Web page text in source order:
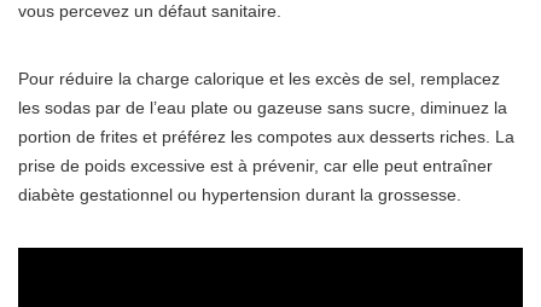
vous percevez un défaut sanitaire.
Pour réduire la charge calorique et les excès de sel, remplacez
les sodas par de l’eau plate ou gazeuse sans sucre, diminuez la
portion de frites et préférez les compotes aux desserts riches. La
prise de poids excessive est à prévenir, car elle peut entraîner
diabète gestationnel ou hypertension durant la grossesse.